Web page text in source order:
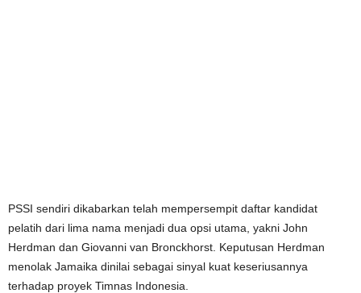
PSSI sendiri dikabarkan telah mempersempit daftar kandidat
pelatih dari lima nama menjadi dua opsi utama, yakni John
Herdman dan Giovanni van Bronckhorst. Keputusan Herdman
menolak Jamaika dinilai sebagai sinyal kuat keseriusannya
terhadap proyek Timnas Indonesia.